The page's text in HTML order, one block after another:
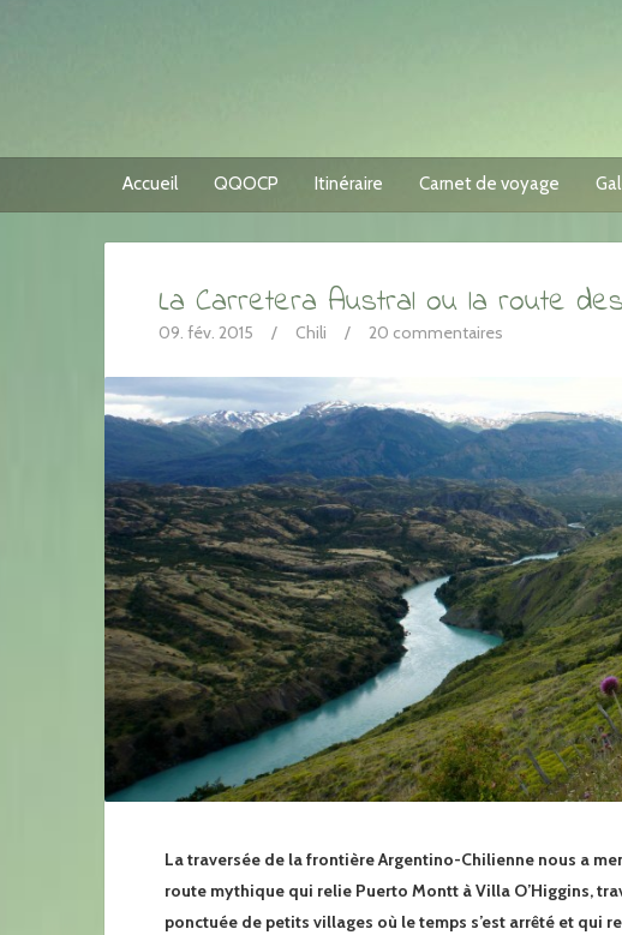
Accueil QQOCP Itinéraire Carnet de voyage
La Carretera Austral ou la route
09. fév. 2015 / Chili / 20 commentaires
La traversée de la frontière Argentino-Chilienne nous a
route mythique qui relie Puerto Montt à Villa O’Higgins,
ponctuée de petits villages où le temps s’est arrêté et qui